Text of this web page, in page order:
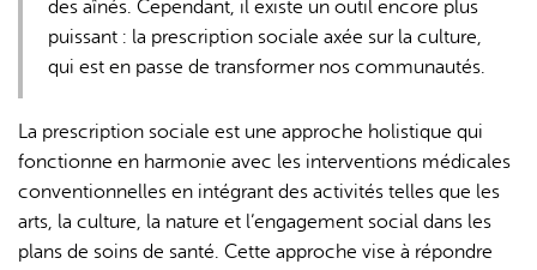
des aînés. Cependant, il existe un outil encore plus
puissant : la prescription sociale axée sur la culture,
qui est en passe de transformer nos communautés.
La prescription sociale est une approche holistique qui
fonctionne en harmonie avec les interventions médicales
conventionnelles en intégrant des activités telles que les
arts, la culture, la nature et l’engagement social dans les
plans de soins de santé. Cette approche vise à répondre